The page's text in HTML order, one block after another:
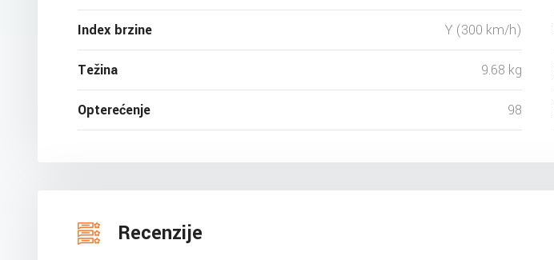
Index brzine Y (300 km/h)
Težina 9.68 kg
Opterećenje 98
Recenzije